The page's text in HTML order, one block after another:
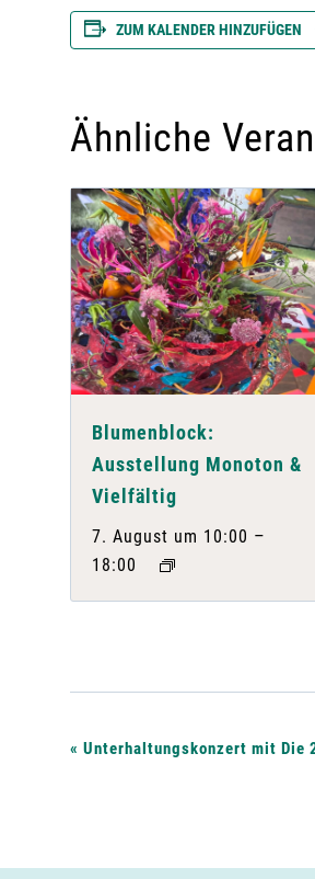
ZUM KALENDER HINZUFÜGEN
Ähnliche
Blumenblock:
Ausstellung Monoton &
Vielfältig
7. August um 10:00 –
18:00
V
« Unterhaltungskonzert mit Die